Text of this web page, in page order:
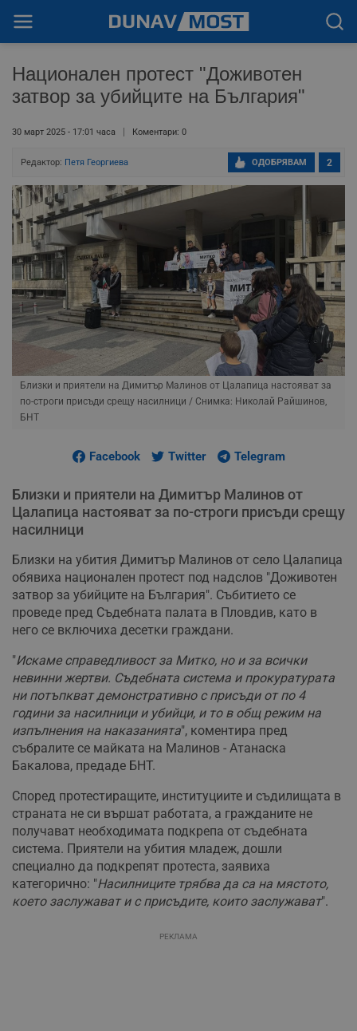
Национален протест "Доживотен
затвор за убийците на България"
30 март 2025 - 17:01 часа Коментари: 0
Редактор: Петя Георгиева 2
ОДОБРЯВАМ
Близки и приятели на Димитър Малинов от Цалапица настояват за
по-строги присъди срещу насилници / Снимка: Николай Райшинов,
БНТ
Facebook Twitter Telegram
Близки и приятели на Димитър Малинов от
Цалапица настояват за по-строги присъди срещу
насилници
Близки на убития Димитър Малинов от село Цалапица
обявиха национален протест под надслов "Доживотен
затвор за убийците на България". Събитието се
проведе пред Съдебната палата в Пловдив, като в
него се включиха десетки граждани.
"Искаме справедливост за Митко, но и за всички
невинни жертви. Съдебната система и прокуратурата
ни потъпкват демонстративно с присъди от по 4
години за насилници и убийци, и то в общ режим на
изпълнения на наказанията", коментира пред
събралите се майката на Малинов - Атанаска
Бакалова, предаде БНТ.
Според протестиращите, институциите и съдилищата в
страната не си вършат работата, а гражданите не
получават необходимата подкрепа от съдебната
система. Приятели на убития младеж, дошли
специално да подкрепят протеста, заявиха
категорично: "Насилниците трябва да са на мястото,
което заслужават и с присъдите, които заслужават".
РЕКЛАМА